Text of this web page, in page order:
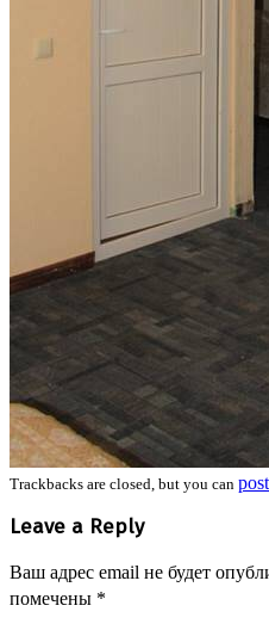
Trackbacks are closed, but you can
Leave a Reply
Ваш адрес email не будет
помечены *